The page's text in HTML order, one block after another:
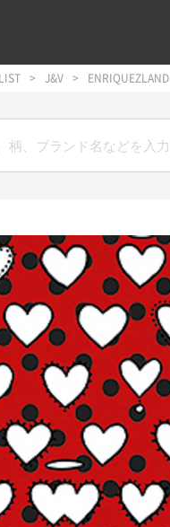
ションへジャンプ
ジャンプ
J&V ENRIQUEZLAND